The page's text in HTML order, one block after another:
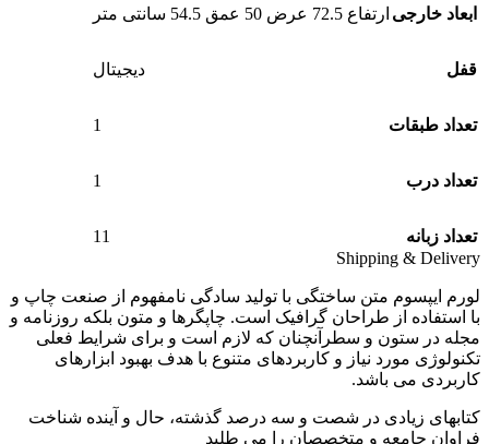
ابعاد خارجی ارتفاع 72.5 عرض 50 عمق 54.5 سانتی متر
قفل دیجیتال
تعداد طبقات 1
تعداد درب 1
تعداد زبانه
11
Shipping & Delivery
لورم ایپسوم متن ساختگی با تولید سادگی نامفهوم از صنعت چاپ و
با استفاده از طراحان گرافیک است. چاپگرها و متون بلکه روزنامه و
مجله در ستون و سطرآنچنان که لازم است و برای شرایط فعلی
تکنولوژی مورد نیاز و کاربردهای متنوع با هدف بهبود ابزارهای
کاربردی می باشد.
کتابهای زیادی در شصت و سه درصد گذشته، حال و آینده شناخت
فراوان جامعه و متخصصان را می طلبد